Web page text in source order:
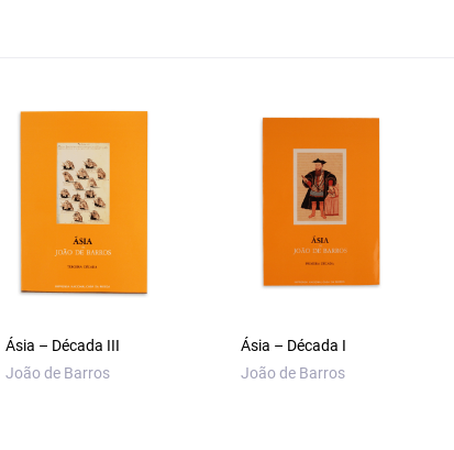
Ásia – Década III
João de Barros
Ásia – Década I
João de Barros